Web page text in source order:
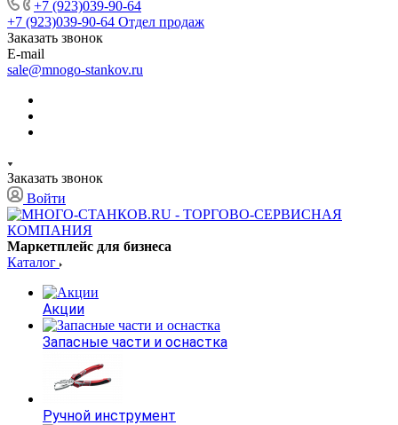
+7 (923)039-90-64
+7 (923)039-90-64 Отдел продаж
Заказать звонок
E-mail
sale@mnogo-stankov.ru
Заказать звонок
Войти
Маркетплейс для бизнеса
Каталог
Акции
Запасные части и оснастка
Ручной инструмент